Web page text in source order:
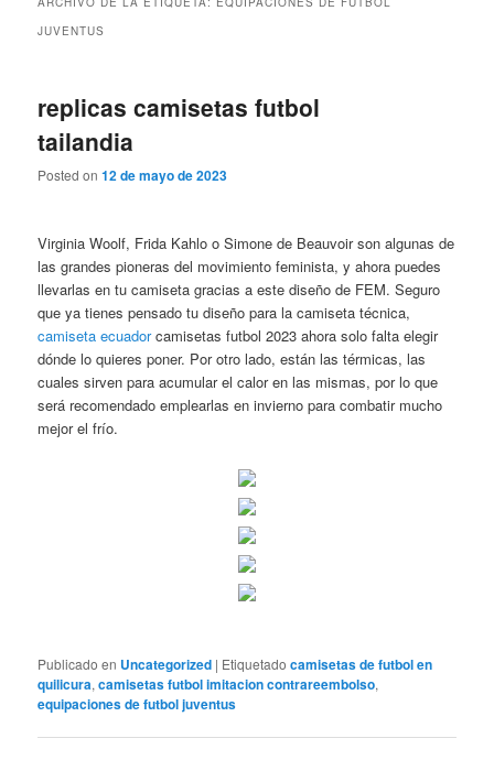
JUVENTUS
replicas camisetas futbol
tailandia
Posted on12 de mayo de 2023
Virginia Woolf, Frida Kahlo o Simone de Beauvoir son algunas de
las grandes pioneras del movimiento feminista, y ahora puedes
llevarlas en tu camiseta gracias a este diseño de FEM. Seguro
que ya tienes pensado tu diseño para la camiseta técnica,
camiseta ecuadorcamisetas futbol 2023 ahora solo falta elegir
dónde lo quieres poner. Por otro lado, están las térmicas, las
cuales sirven para acumular el calor en las mismas, por lo que
será recomendado emplearlas en invierno para combatir mucho
mejor el frío.
Publicado en Uncategorized | Etiquetado camisetas de futbol en
quilicura,camisetas futbol imitacion contrareembolso,
equipaciones de futbol juventus